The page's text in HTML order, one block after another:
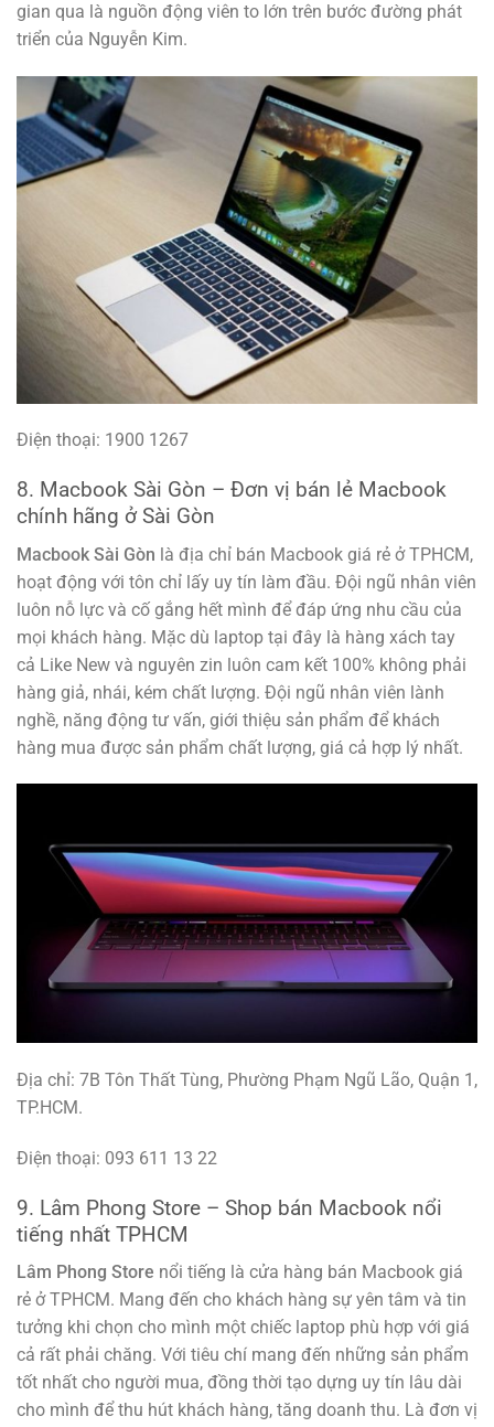
gian qua là nguồn động viên to lớn trên bước đường phát
triển của Nguyễn Kim.
Điện thoại: 1900 1267
8. Macbook Sài Gòn – Đơn vị bán lẻ Macbook
chính hãng ở Sài Gòn
Macbook Sài Gòn là địa chỉ bán Macbook giá rẻ ở TPHCM,
hoạt động với tôn chỉ lấy uy tín làm đầu. Đội ngũ nhân viên
luôn nỗ lực và cố gắng hết mình để đáp ứng nhu cầu của
mọi khách hàng. Mặc dù laptop tại đây là hàng xách tay
cả Like New và nguyên zin luôn cam kết 100% không phải
hàng giả, nhái, kém chất lượng. Đội ngũ nhân viên lành
nghề, năng động tư vấn, giới thiệu sản phẩm để khách
hàng mua được sản phẩm chất lượng, giá cả hợp lý nhất.
Địa chỉ: 7B Tôn Thất Tùng, Phường Phạm Ngũ Lão, Quận 1,
TP.HCM.
Điện thoại: 093 611 13 22
9. Lâm Phong Store – Shop bán Macbook nổi
tiếng nhất TPHCM
Lâm Phong Store nổi tiếng là cửa hàng bán Macbook giá
rẻ ở TPHCM. Mang đến cho khách hàng sự yên tâm và tin
tưởng khi chọn cho mình một chiếc laptop phù hợp với giá
cả rất phải chăng. Với tiêu chí mang đến những sản phẩm
tốt nhất cho người mua, đồng thời tạo dựng uy tín lâu dài
cho mình để thu hút khách hàng, tăng doanh thu. Là đơn vị